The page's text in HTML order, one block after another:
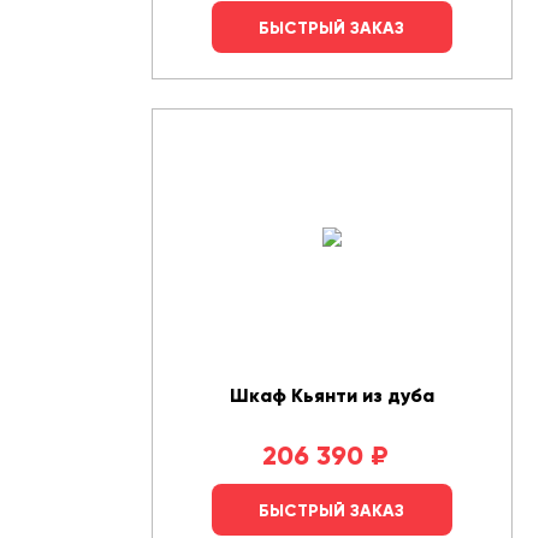
БЫСТРЫЙ ЗАКАЗ
Шкаф Кьянти из дуба
206 390 ₽
БЫСТРЫЙ ЗАКАЗ